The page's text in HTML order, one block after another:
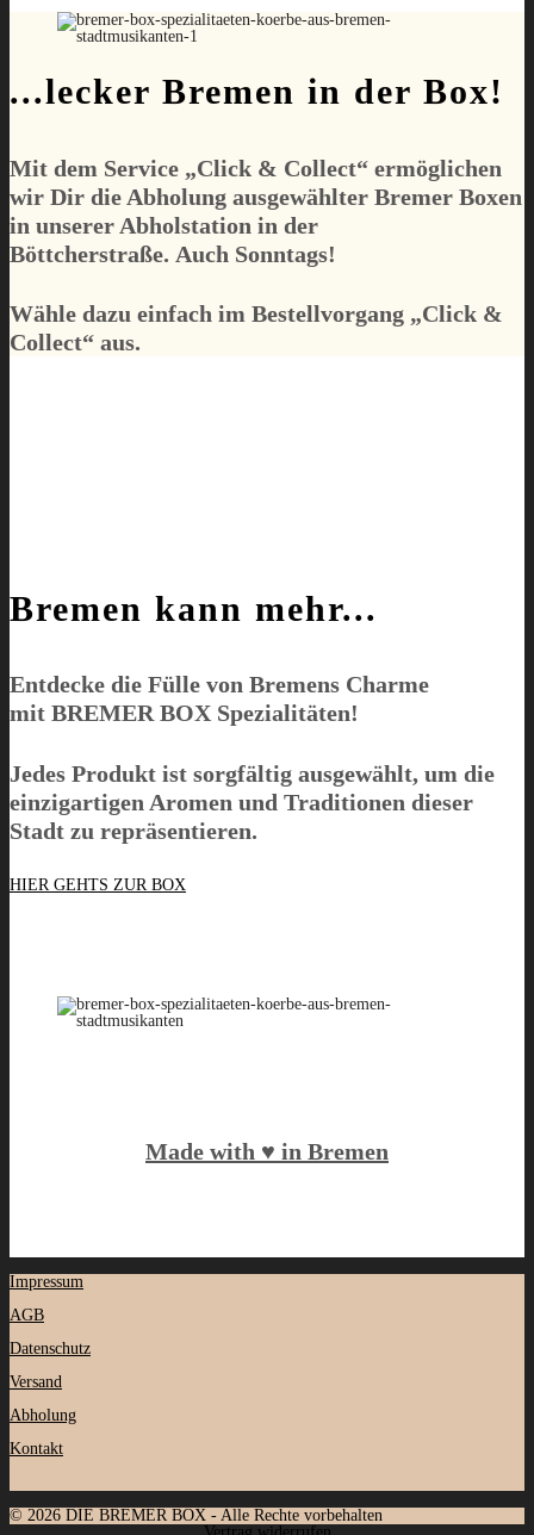
...lecker Bremen in der Box!
Mit dem Service „Click & Collect“ ermöglichen
wir Dir die Abholung ausgewählter Bremer Boxen
in unserer Abholstation in der
Böttcherstraße. Auch Sonntags!
Wähle dazu einfach im Bestellvorgang „Click &
Collect“ aus.
Bremen kann mehr...
Entdecke die Fülle von Bremens Charme
mit BREMER BOXSpezialitäten!
Jedes Produkt ist sorgfältig ausgewählt, um die
einzigartigen Aromen und Traditionen dieser
Stadt zu repräsentieren.
HIER GEHTS ZUR BOX
Made with ♥️ in Bremen
Impressum
AGB
Datenschutz
Versand
Abholung
Kontakt
© 2026 DIE BREMER BOX - Alle Rechte vorbehalten